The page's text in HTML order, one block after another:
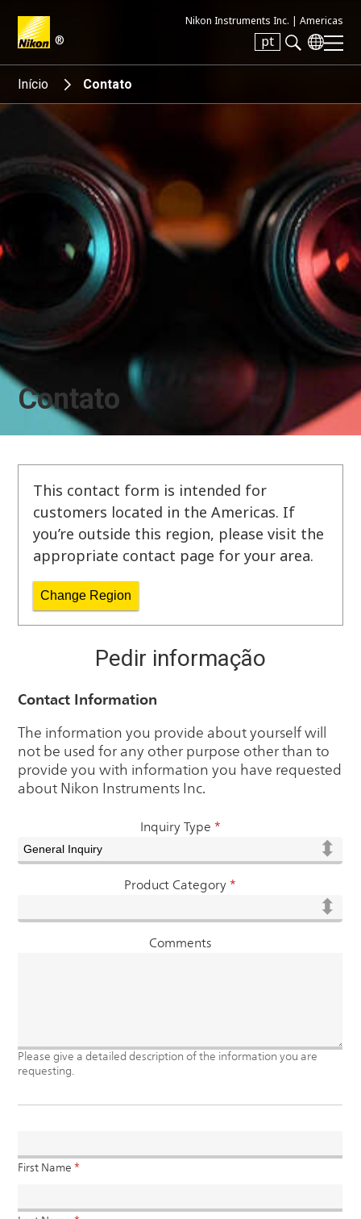
®
Nikon Instruments Inc. | Americas
pt
Search keyword(s)
Início Contato
Contato
This contact form is intended for
customers located in the Americas. If
you’re outside this region, please visit the
appropriate contact page for your area.
Change Region
Pedir informação